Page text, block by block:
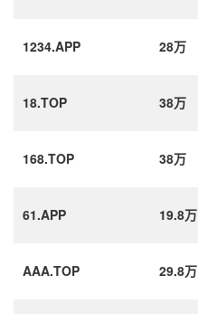
1234.APP 28万
18.TOP 38万
168.TOP 38万
61.APP 19.8万
AAA.TOP 29.8万